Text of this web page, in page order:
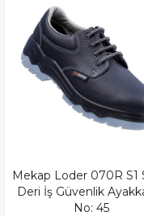
Mekap Loder 070R S1
Deri İş Güvenlik
No: 45